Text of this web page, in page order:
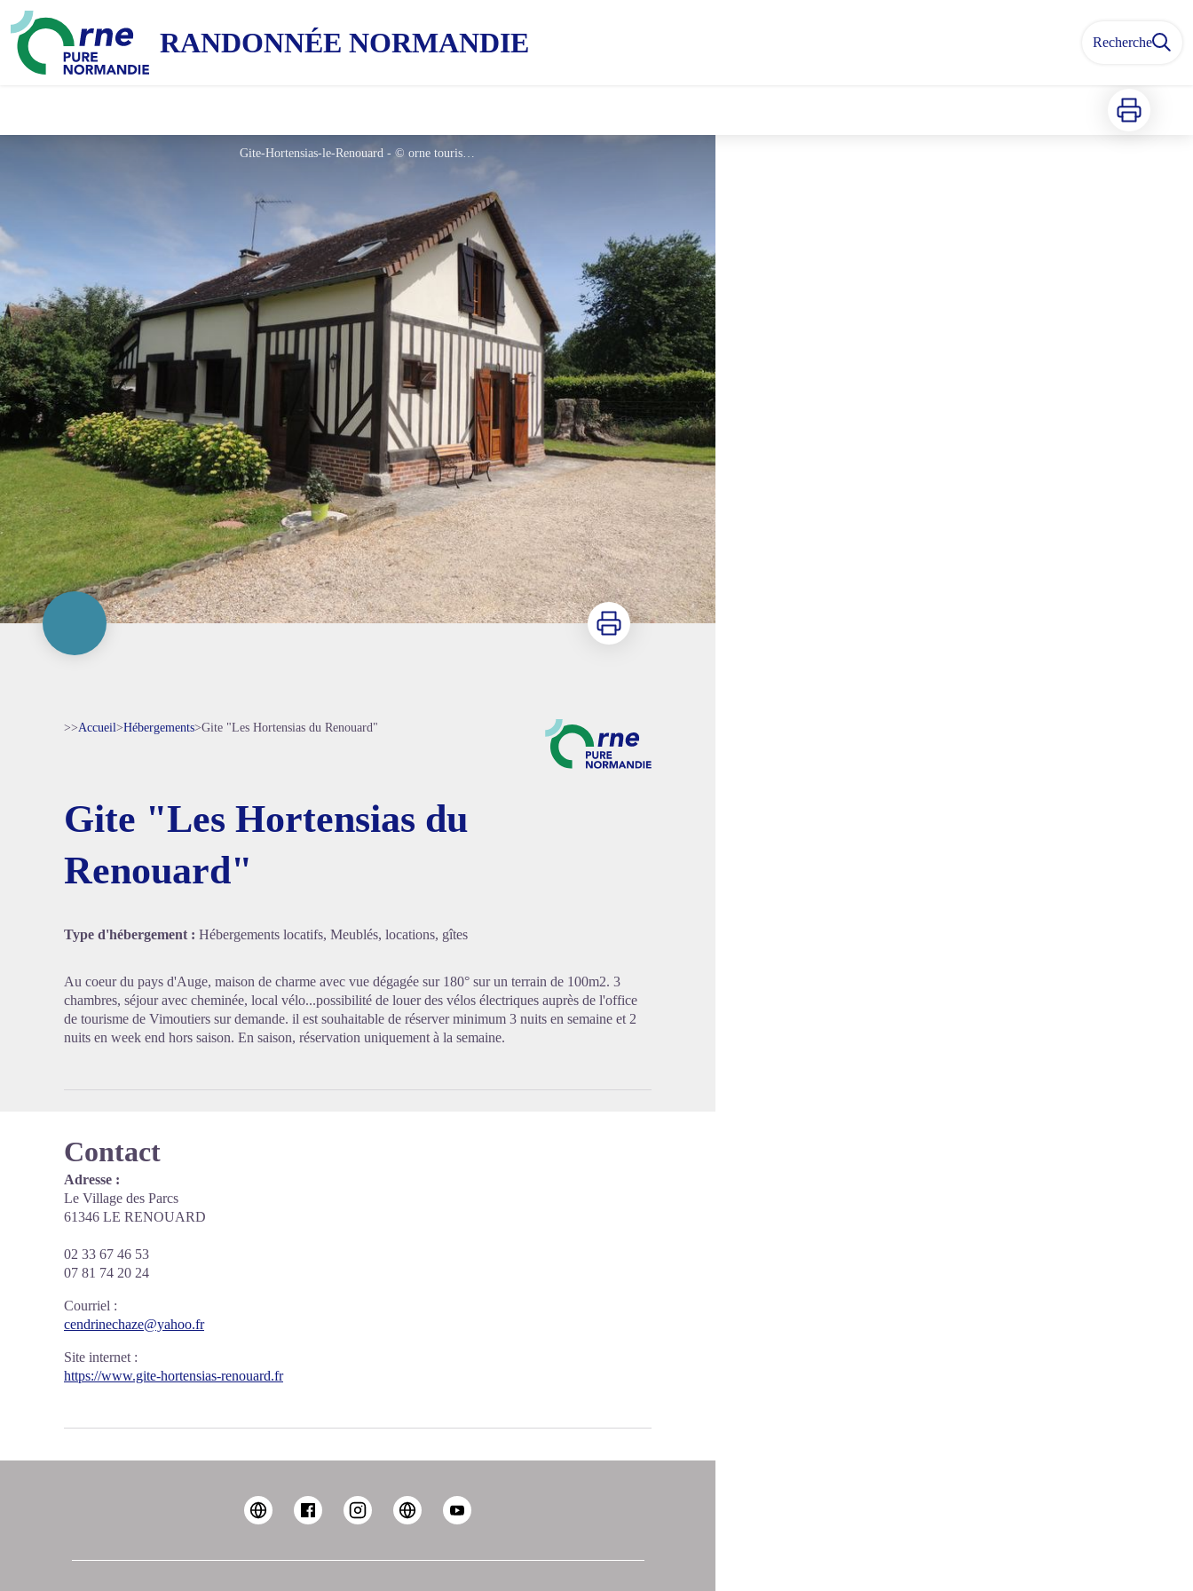
RANDONNÉE NORMANDIE Recherche
Imprimer
Gite-Hortensias-le-Renouard - © orne tourisme
Imprimer
>>Accueil>Hébergements>Gite "Les Hortensias du Renouard"
Gite "Les Hortensias du
Renouard"
Type d'hébergement : Hébergements locatifs, Meublés, locations, gîtes
Au coeur du pays d'Auge, maison de charme avec vue dégagée sur 180° sur un terrain de 100m2. 3
chambres, séjour avec cheminée, local vélo...possibilité de louer des vélos électriques auprès de l'office
de tourisme de Vimoutiers sur demande. il est souhaitable de réserver minimum 3 nuits en semaine et 2
nuits en week end hors saison. En saison, réservation uniquement à la semaine.
Contact
Adresse :
Le Village des Parcs
61346 LE RENOUARD
02 33 67 46 53
07 81 74 20 24
Courriel :
cendrinechaze@yahoo.fr
Site internet :
https://www.gite-hortensias-renouard.fr